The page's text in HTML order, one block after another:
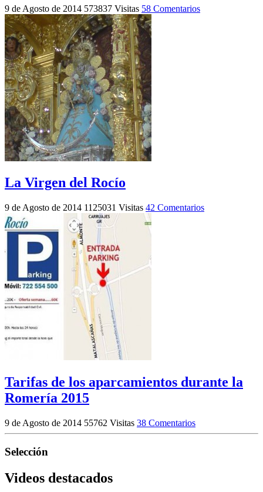
9 de Agosto de 2014 573837 Visitas 58 Comentarios
La Virgen del Rocío
9 de Agosto de 2014 1125031 Visitas 42 Comentarios
Tarifas de los aparcamientos durante la
Romería 2015
9 de Agosto de 2014 55762 Visitas 38 Comentarios
Selección
Videos destacados